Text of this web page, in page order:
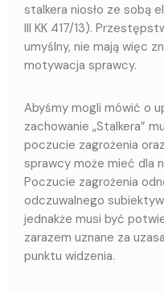
stalkera niosło ze sobą
III KK 417/13).
umyślny, nie mają więc
motywacja sprawcy.
Abyśmy mogli mówić o
zachowanie „Stalkera”
poczucie zagrożenia
sprawcy może mieć dla
Poczucie zagrożenia
odczuwalnego
jednakże musi być
zarazem uznane za
punktu widzenia.